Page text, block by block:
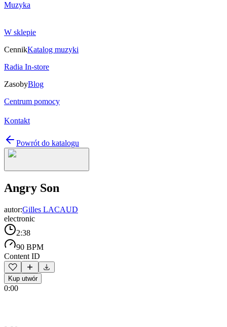
Muzyka
W sklepie
CennikKatalog muzyki
Radia In-store
ZasobyBlog
Centrum pomocy
Kontakt
Powrót do katalogu
Angry Son
autor:Gilles LACAUD
electronic
2:38
90 BPM
Content ID
Kup utwór
0:00